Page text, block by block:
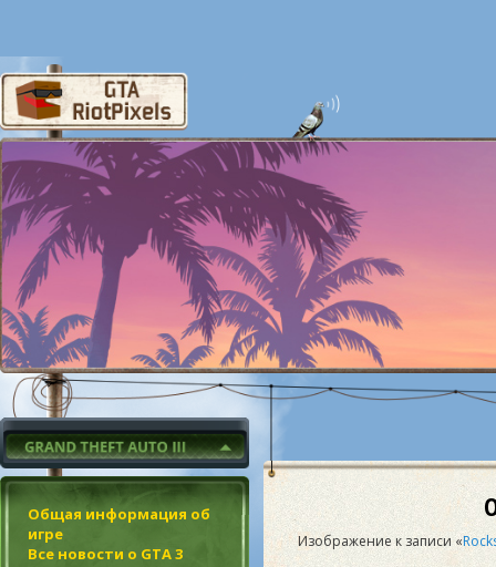
Общая информация об
игре
Все новости о GTA 3
Изображение к записи «